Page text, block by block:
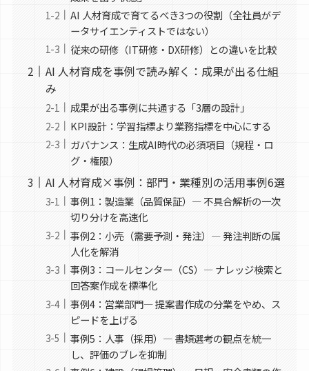
AI 人材育成で育てるべき3つの役割（全社員がデ
ータサイエンティストではない）
従来の研修（IT研修・DX研修）との違いを比較
AI 人材育成を事例で読み解く：成果が出る仕組
み
成果が出る事例に共通する「3層の設計」
KPI設計：学習指標より業務指標を中心にする
ガバナンス：生成AI時代の必須項目（規程・ロ
グ・権限）
AI 人材育成×事例：部門・業種別の活用事例6選
事例1：製造業（品質保証）— 不具合解析の一次
切り分けを高速化
事例2：小売（需要予測・発注）— 発注判断の属
人化を解消
事例3：コールセンター（CS）— ナレッジ検索と
回答案作成を標準化
事例4：営業部門— 提案書作成の分業をやめ、ス
ピードを上げる
事例5：人事（採用）— 書類選考の観点を統一
し、評価のブレを抑制